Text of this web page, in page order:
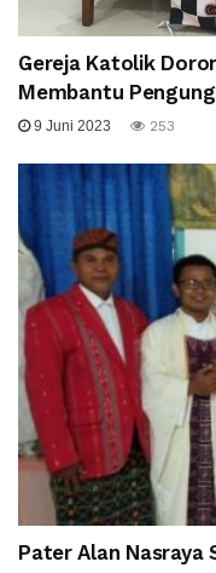
Gereja Katolik
Membantu
9 Juni 2023 253
Pater Alan Nasraya